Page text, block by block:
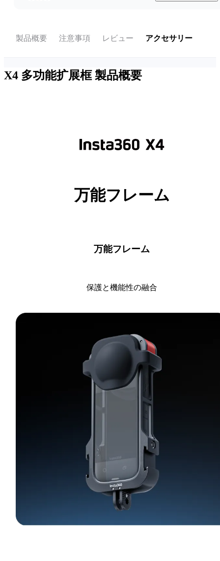
製品概要 注意事項 レビュー アクセサリー
X4 多功能扩展框製品概要
万能フレーム
万能フレーム
保護と機能性の融合